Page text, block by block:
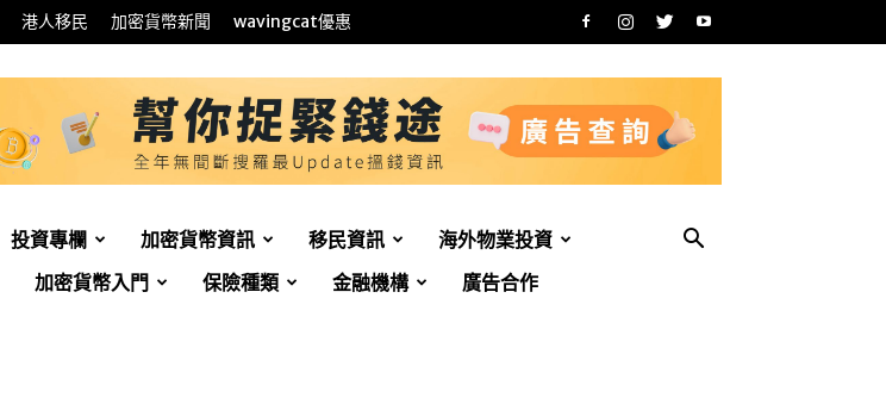
港人移民 加密貨幣新聞 wavingcat優惠
投資專欄 加密貨幣資訊 移民資訊
海外物業投資
加密貨幣入門 保險種類 金融機構 廣告合作